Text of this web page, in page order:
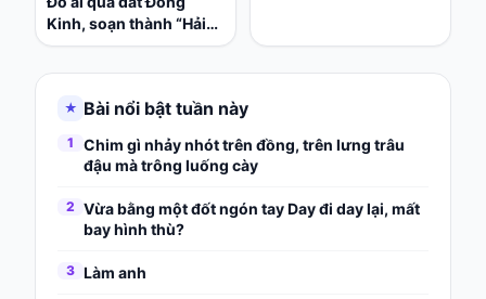
Kinh, soạn thành “Hải
ngoại huyết thư” trở về,
vai liền bên vai?
★ Bài nổi bật tuần này
1
Chim gì nhảy nhót trên đồng, trên lưng trâu
đậu mà trông luống cày
2 Vừa bằng một đốt ngón tay Day đi day lại, mất
bay hình thù?
3 Làm anh